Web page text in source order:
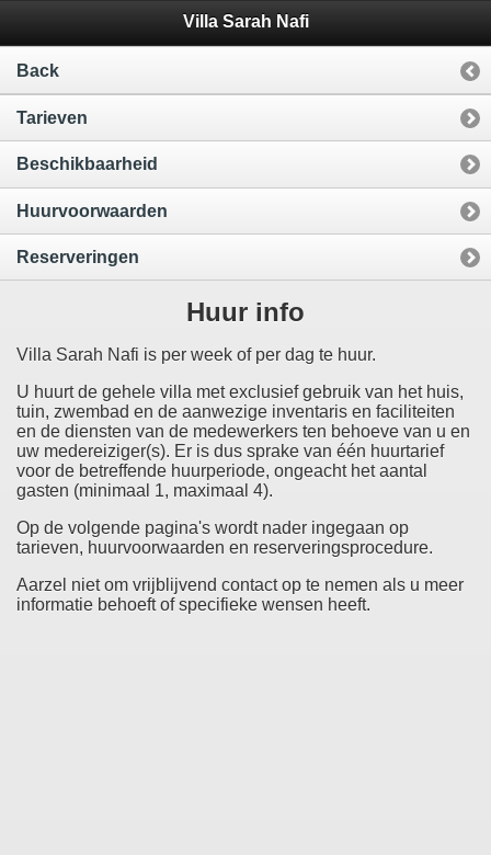
Villa Sarah Nafi
Back
Tarieven
Beschikbaarheid
Huurvoorwaarden
Reserveringen
Huur info
Villa Sarah Nafi is per week of per dag te huur.
U huurt de gehele villa met exclusief gebruik van het huis,
tuin, zwembad en de aanwezige inventaris en faciliteiten
en de diensten van de medewerkers ten behoeve van u en
uw medereiziger(s). Er is dus sprake van één huurtarief
voor de betreffende huurperiode, ongeacht het aantal
gasten (minimaal 1, maximaal 4).
Op de volgende pagina's wordt nader ingegaan op
tarieven, huurvoorwaarden en reserveringsprocedure.
Aarzel niet om vrijblijvend contact op te nemen als u meer
informatie behoeft of specifieke wensen heeft.